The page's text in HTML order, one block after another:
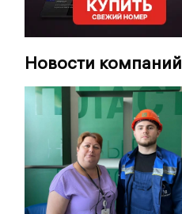
Новости компаний